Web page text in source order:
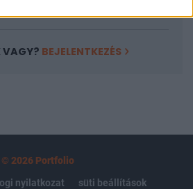
VAGY? BEJELENTKEZÉS
© 2026 Portfolio
nyilatkozat
süti beállítások